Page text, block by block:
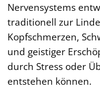
Nervensystems
traditionell zur
Kopfschmerzen,
und geistiger
durch Stress oder
entstehen können.